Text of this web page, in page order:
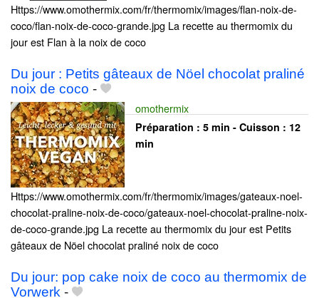
Https://www.omothermix.com/fr/thermomix/images/flan-noix-de-
coco/flan-noix-de-coco-grande.jpg La recette au thermomix du
jour est Flan à la noix de coco
Du jour : Petits gâteaux de Nöel chocolat praliné
noix de coco -
omothermix
Préparation : 5 min - Cuisson : 12
min
Https://www.omothermix.com/fr/thermomix/images/gateaux-noel-
chocolat-praline-noix-de-coco/gateaux-noel-chocolat-praline-noix-
de-coco-grande.jpg La recette au thermomix du jour est Petits
gâteaux de Nöel chocolat praliné noix de coco
Du jour: pop cake noix de coco au thermomix de
Vorwerk -